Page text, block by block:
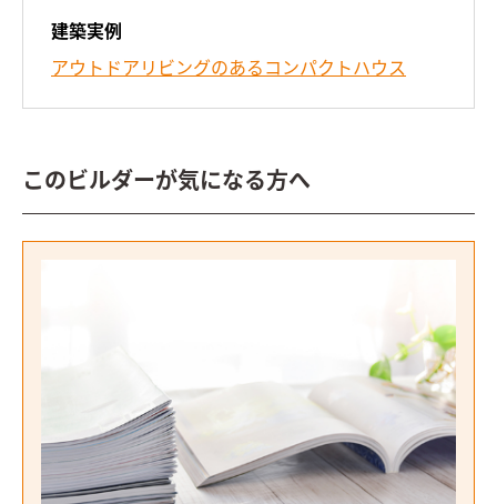
建築実例
アウトドアリビングのあるコンパクトハウス
このビルダーが気になる方へ